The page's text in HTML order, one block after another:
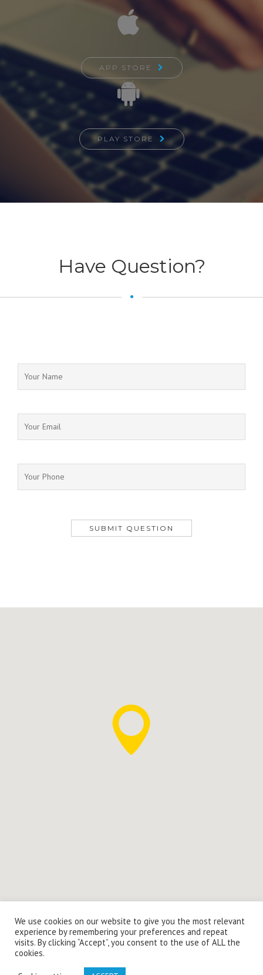
APP STORE
PLAY STORE
Have Question?
© Copyright 2021 - The Labour Desk Design bySpetla
We use cookies on our website to give you the most relevant
experience by remembering your preferences and repeat
visits. By clicking “Accept”, you consent to the use of ALL the
cookies.